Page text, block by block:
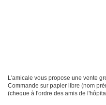
L'amicale vous propose une vente
Commande sur papier libre (nom
(cheque à l'ordre des amis de